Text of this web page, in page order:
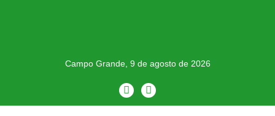
Campo Grande, 9 de agosto de 2026